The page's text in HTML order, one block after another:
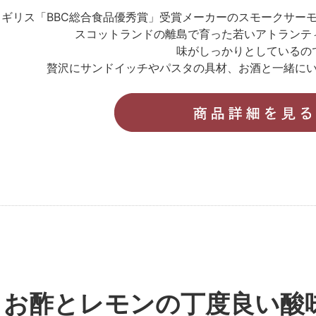
リス「BBC総合食品優秀賞」受賞メーカーのスモークサー
スコットランドの離島で育った若いアトラン
味がしっかりとしているの
贅沢にサンドイッチやパスタの具材、お酒と一緒に
お酢とレモンの丁度良い